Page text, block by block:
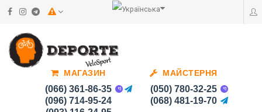
МАГАЗИН
(066) 361-86-35
(096) 714-95-24
МАЙСТЕРНЯ
(050) 780-32-25
(068) 481-19-70